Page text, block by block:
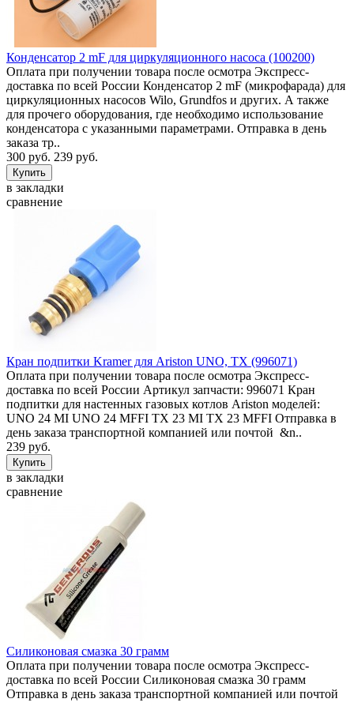
Конденсатор 2 mF для циркуляционного насоса (100200)
Оплата при получении товара после осмотра Экспресс-
доставка по всей России Конденсатор 2 mF (микрофарада) для
циркуляционных насосов Wilo, Grundfos и других. А также
для прочего оборудования, где необходимо использование
конденсатора с указанными параметрами. Отправка в день
заказа тр..
300 руб. 239 руб.
в закладки
сравнение
Кран подпитки Kramer для Ariston UNO, TX (996071)
Оплата при получении товара после осмотра Экспресс-
доставка по всей России Артикул запчасти: 996071 Кран
подпитки для настенных газовых котлов Ariston моделей:
UNO 24 MI UNO 24 MFFI TX 23 MI TX 23 MFFI Отправка в
день заказа транспортной компанией или почтой &n..
239 руб.
в закладки
сравнение
Силиконовая смазка 30 грамм
Оплата при получении товара после осмотра Экспресс-
доставка по всей России Силиконовая смазка 30 грамм
Отправка в день заказа транспортной компанией или почтой